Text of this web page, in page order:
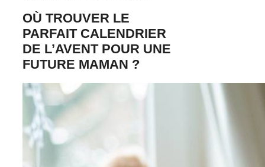
OÙ TROUVER LE
PARFAIT CALENDRIER
DE L’AVENT POUR UNE
FUTURE MAMAN ?